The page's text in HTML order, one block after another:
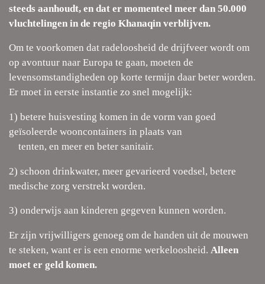
steeds aanhoudt, en dat er momenteel meer dan 50.000
vluchtelingen in de regio Khanaqin verblijven.
Om te voorkomen dat radeloosheid de drijfveer wordt om
op avontuur naar Europa te gaan, moeten de
levensomstandigheden op korte termijn daar beter worden.
Er moet in eerste instantie zo snel mogelijk:
1) betere huisvesting komen in de vorm van goed
geïsoleerde wooncontainers in plaats van
tenten, en meer en beter sanitair.
2) schoon drinkwater, meer gevarieerd voedsel, betere
medische zorg verstrekt worden.
3) onderwijs aan kinderen gegeven kunnen worden.
Er zijn vrijwilligers genoeg om de handen uit de mouwen
te steken, want er is een enorme werkeloosheid. Alleen
moet er geld komen.